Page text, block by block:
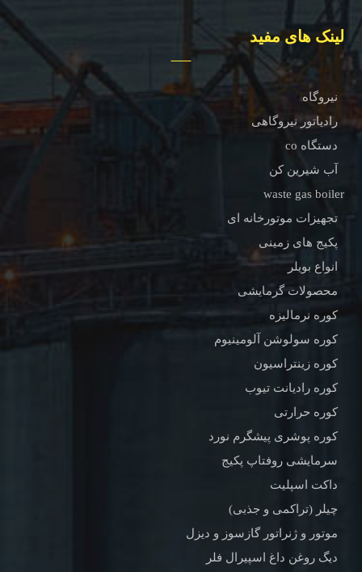
لینک های مفید
نیروگاه
رادیاتور نیروگاهی
دستگاه co
آب شیرین کن
waste gas boiler
تجهیزات موتورخانه ای
پکیج های زمینی
انواع بویلر
محصولات گرمایشی
کوره نرمالیزه
کوره سولوشن آلومینیوم
کوره زینتراسیون
کوره رادیانت تیوب
کوره حرارتی
کوره پوشری پیشگرم نورد
سرمایشی روفتاپ پکیج
داکت اسپلیت
چیلر (تراکمی و جذبی)
موتور و ژنراتور گازسوز و دیزل
دیگ روغن داغ اسپیرال فلر